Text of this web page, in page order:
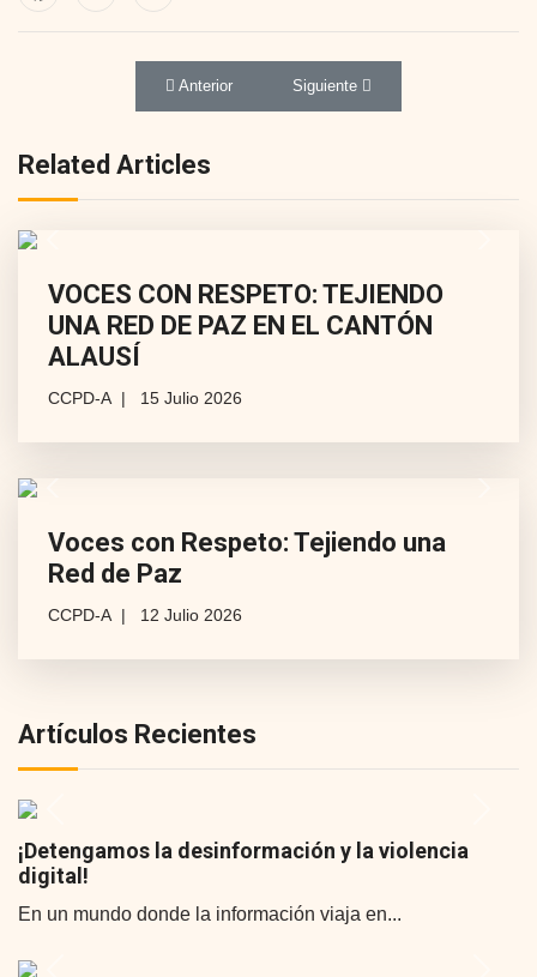
Artículos Recientes
¡Detengamos la desinformación y la violencia
digital!
En un mundo donde la información viaja en...
Artículo anterior: El Consejo Cantonal de
Anterior Artículo siguiente:
Siguiente
Related Articles
VOCES CON RESPETO: TEJIENDO
UNA RED DE PAZ EN EL CANTÓN
ALAUSÍ
CCPD-A 15 Julio 2026
Voces con Respeto: Tejiendo una
Red de Paz
CCPD-A 12 Julio 2026